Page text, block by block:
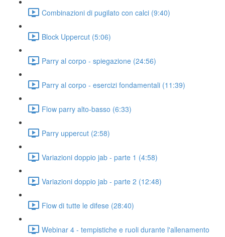
Combinazioni di pugilato con calci (9:40)
Block Uppercut (5:06)
Parry al corpo - spiegazione (24:56)
Parry al corpo - esercizi fondamentali (11:39)
Flow parry alto-basso (6:33)
Parry uppercut (2:58)
Variazioni doppio jab - parte 1 (4:58)
Variazioni doppio jab - parte 2 (12:48)
Flow di tutte le difese (28:40)
Webinar 4 - tempistiche e ruoli durante l'allenamento